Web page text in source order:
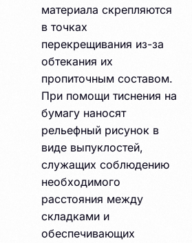
материала скрепляются
в точках
перекрещивания из-за
обтекания их
пропиточным составом.
При помощи тиснения на
бумагу наносят
рельефный рисунок в
виде выпуклостей,
служащих соблюдению
необходимого
расстояния между
складками и
обеспечивающих